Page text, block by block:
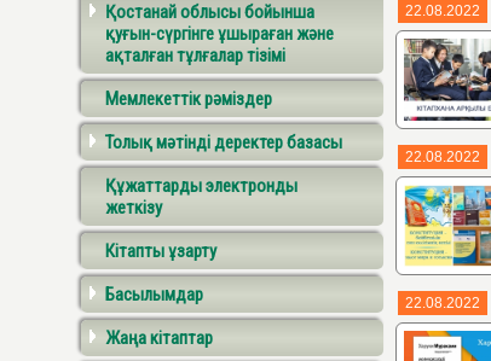
Қостанай облысы бойынша
қуғын-сүргінге ұшыраған және
ақталған тұлғалар тізімі
Мемлекеттік рәміздер
Толық мәтінді деректер базасы
Құжаттарды электронды
жеткізу
Кітапты ұзарту
Басылымдар
Жаңа кітаптар
22.08.2022
22.08.2022
22.08.2022